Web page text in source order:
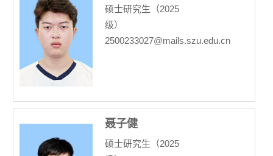
硕士研究生（2025
级）
2500233027@mails.szu.edu.cn
聂子健
硕士研究生（2025